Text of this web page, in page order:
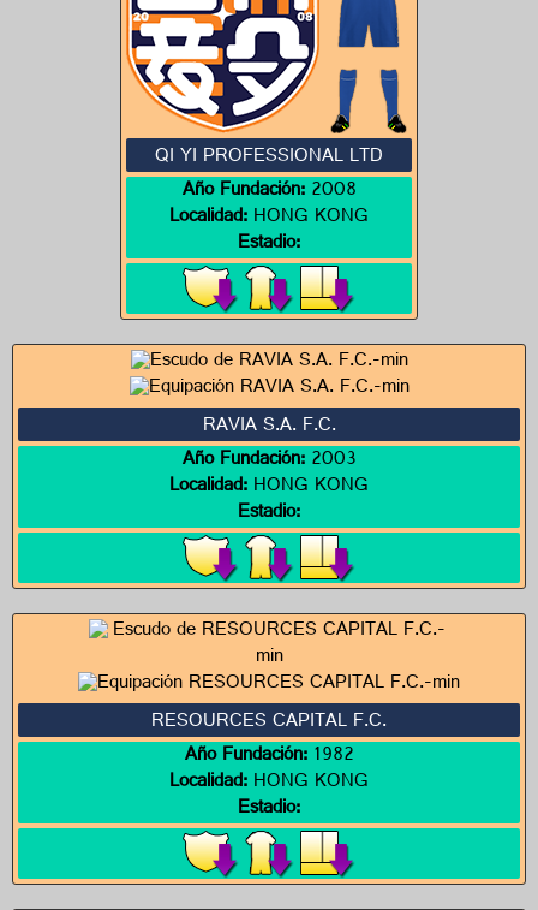
QI YI PROFESSIONAL LTD
Año Fundación:2008
Localidad:HONG KONG
Estadio:
RAVIA S.A. F.C.
Año Fundación:2003
Localidad:HONG KONG
Estadio:
RESOURCES CAPITAL F.C.
Año Fundación:1982
Localidad:HONG KONG
Estadio: